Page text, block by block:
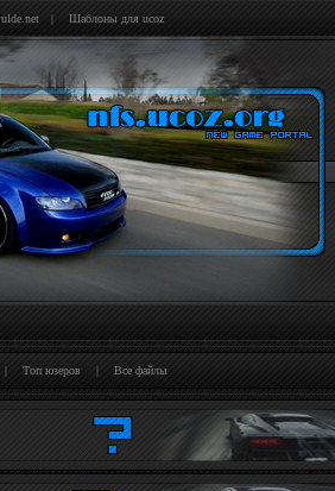
ulde.net | Шаблоны для ucoz
| Tоп юзеров | Все файлы